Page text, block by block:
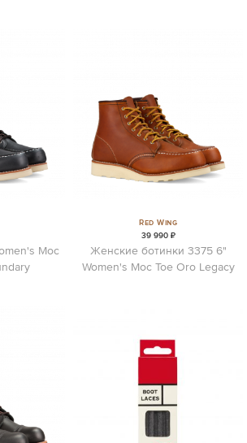
Moc
Red Wing
39 990 ₽
Женские ботинки 3375 6"
Women's Moc Toe Oro Legacy